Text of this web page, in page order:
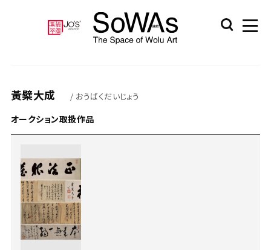
黃檗大成 / おうばくだいじょう
オークション取扱作品